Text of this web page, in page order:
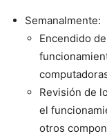
Semanalmente:
Encendido
Revisión de
el
otros